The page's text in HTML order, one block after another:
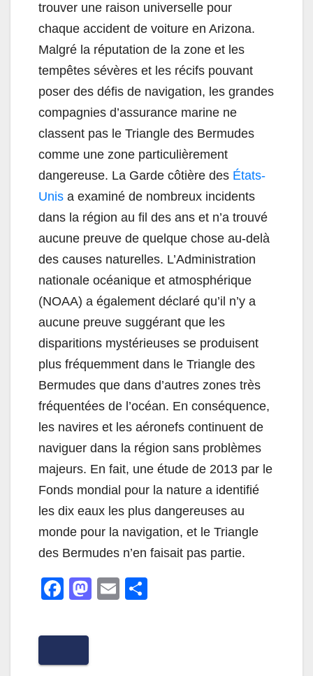
trouver une raison universelle pour
chaque accident de voiture en Arizona.
Malgré la réputation de la zone et les
tempêtes sévères et les récifs pouvant
poser des défis de navigation, les grandes
compagnies d’assurance marine ne
classent pas le Triangle des Bermudes
comme une zone particulièrement
dangereuse. La Garde côtière des États-
Unis a examiné de nombreux incidents
dans la région au fil des ans et n’a trouvé
aucune preuve de quelque chose au-delà
des causes naturelles. L’Administration
nationale océanique et atmosphérique
(NOAA) a également déclaré qu’il n’y a
aucune preuve suggérant que les
disparitions mystérieuses se produisent
plus fréquemment dans le Triangle des
Bermudes que dans d’autres zones très
fréquentées de l’océan. En conséquence,
les navires et les aéronefs continuent de
naviguer dans la région sans problèmes
majeurs. En fait, une étude de 2013 par le
Fonds mondial pour la nature a identifié
les dix eaux les plus dangereuses au
monde pour la navigation, et le Triangle
des Bermudes n’en faisait pas partie.
F
c
M
E